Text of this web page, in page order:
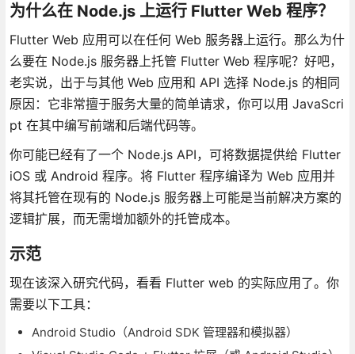
为什么在 Node.js 上运行 Flutter Web 程序？
Flutter Web 应用可以在任何 Web 服务器上运行。那么为什
么要在 Node.js 服务器上托管 Flutter Web 程序呢？好吧，
老实说，出于与其他 Web 应用和 API 选择 Node.js 的相同
原因：它非常擅于服务大量的简单请求，你可以用 JavaScri
pt 在其中编写前端和后端代码等。
你可能已经有了一个 Node.js API，可将数据提供给 Flutter
iOS 或 Android 程序。将 Flutter 程序编译为 Web 应用并
将其托管在现有的 Node.js 服务器上可能是当前解决方案的
逻辑扩展，而无需增加额外的托管成本。
示范
现在该深入研究代码，看看 Flutter web 的实际应用了。你
需要以下工具：
Android Studio（Android SDK 管理器和模拟器）